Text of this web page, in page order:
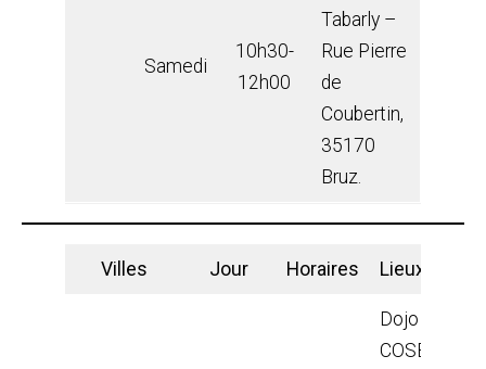
Samedi
10h30-
12h00
Tabarly –
Rue Pierre
de
Coubertin,
35170
Bruz.
Villes Jour Horaires Lieux
Dojo du
COSEC E.